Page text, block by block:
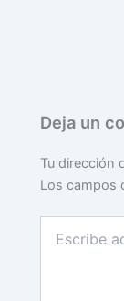
Deja un
Tu dirección
Los campos
aquí...